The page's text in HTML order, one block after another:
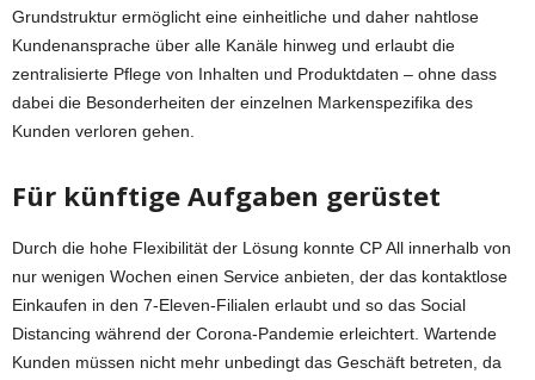
Grundstruktur ermöglicht eine einheitliche und daher nahtlose
Kundenansprache über alle Kanäle hinweg und erlaubt die
zentralisierte Pflege von Inhalten und Produktdaten – ohne dass
dabei die Besonderheiten der einzelnen Markenspezifika des
Kunden verloren gehen.
Für künftige Aufgaben gerüstet
Durch die hohe Flexibilität der Lösung konnte CP All innerhalb von
nur wenigen Wochen einen Service anbieten, der das kontaktlose
Einkaufen in den 7-Eleven-Filialen erlaubt und so das Social
Distancing während der Corona-Pandemie erleichtert. Wartende
Kunden müssen nicht mehr unbedingt das Geschäft betreten, da